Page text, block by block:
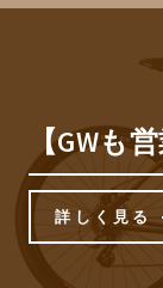
【GWも
詳しく見る